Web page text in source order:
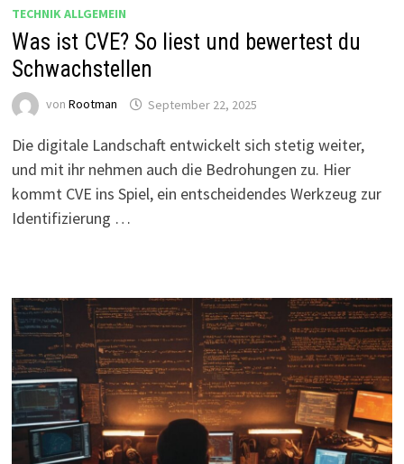
TECHNIK ALLGEMEIN
Was ist CVE? So liest und bewertest du
Schwachstellen
von Rootman September 22, 2025
Die digitale Landschaft entwickelt sich stetig weiter,
und mit ihr nehmen auch die Bedrohungen zu. Hier
kommt CVE ins Spiel, ein entscheidendes Werkzeug zur
Identifizierung …